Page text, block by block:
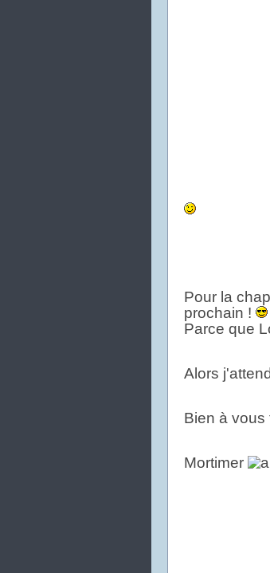
Pour la
prochain !
Parce que
Alors
Bien à vous
Mortimer